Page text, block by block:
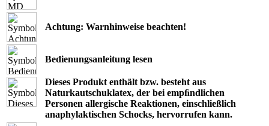
Achtung: Warnhinweise beachten!
Bedienungsanleitung lesen
Dieses Produkt enthält bzw. besteht aus
Naturkautschuklatex, der bei empﬁndlichen
Personen allergische Reaktionen, einschließlich
anaphylaktischen Schocks, hervorrufen kann.